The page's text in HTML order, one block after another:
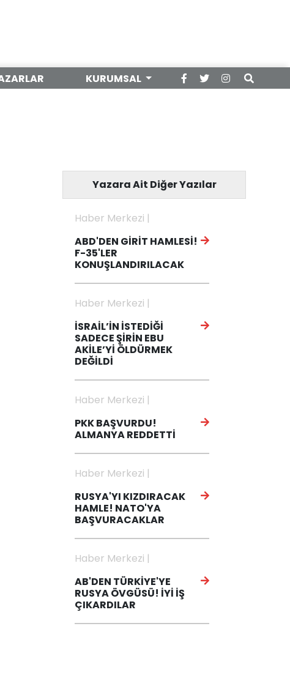
KURUMSAL
Yazara Ait Diğer Yazılar
Haber Merkezi |
ABD'DEN GİRİT HAMLESİ!
F-35'LER
KONUŞLANDIRILACAK
Haber Merkezi |
İSRAİL’İN İSTEDİĞİ
SADECE ŞİRİN EBU
AKİLE’Yİ ÖLDÜRMEK
DEĞİLDİ
Haber Merkezi |
PKK BAŞVURDU!
ALMANYA REDDETTİ
Haber Merkezi |
RUSYA'YI KIZDIRACAK
HAMLE! NATO'YA
BAŞVURACAKLAR
Haber Merkezi |
AB'DEN TÜRKİYE'YE
RUSYA ÖVGÜSÜ! İYİ İŞ
ÇIKARDILAR